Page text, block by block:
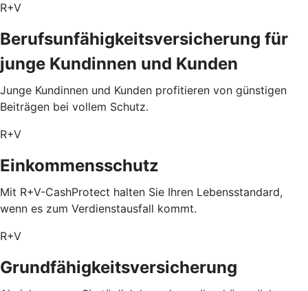
R+V
Berufsunfähigkeitsversicherung für
junge Kundinnen und Kunden
Junge Kundinnen und Kunden profitieren von günstigen
Beiträgen bei vollem Schutz.
R+V
Einkommensschutz
Mit R+V-CashProtect halten Sie Ihren Lebensstandard,
wenn es zum Verdienstausfall kommt.
R+V
Grundfähigkeitsversicherung